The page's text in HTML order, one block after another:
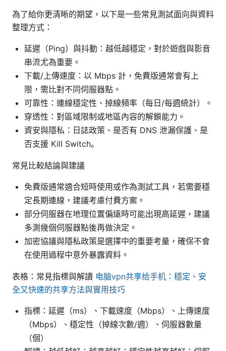
為了給你更清晰的期望，以下是一些常見測試面向與資料
整理方式：
延遲（Ping）與抖動：越低越穩定，對於遊戲與影音
串流尤為重要。
下載/上傳速度：以 Mbps 計，免費版通常會有上
限，需比對不同伺服器點。
可靠性：連線穩定性、掉線頻率（每日/每週統計）。
穿透性：對區域限制或地區內容的解鎖能力。
資安與隱私：日誌政策、是否有 DNS 泄漏保護、是
否支援 Kill Switch。
常見比較結論與建議
免費版通常適合短時使用或作為測試工具，若需要穩
定長期連線，建議考慮付費方案。
部分伺服器在地理位置偏遠時可能出現高延遲，建議
多測幾個伺服器點後再做決定。
加密協議與隱私政策是選擇中的重要考量，確保不會
在使用過程中意外暴露資料。
表格：常見指標與解讀 电脑vpn共享给手机：穩定、安
全又快速的共享方法與實用技巧
指標：延遲（ms）、下載速度（Mbps）、上傳速度
（Mbps）、穩定性（掉線次數/週）、伺服器數量
（個）